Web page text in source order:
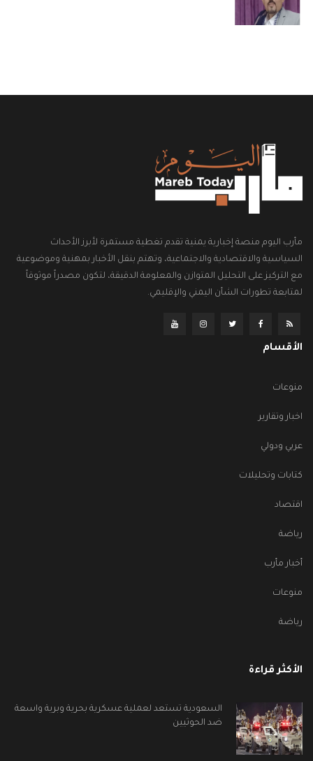
مأرب اليوم منصة إخبارية يمنية تقدم تغطية مستمرة لأبرز الأحداث
السياسية والاقتصادية والاجتماعية، وتهتم بنقل الأخبار بمهنية وموضوعية
مع التركيز على التحليل المتوازن والمعلومة الدقيقة، لتكون مصدراً موثوقاً
لمتابعة تطورات الشأن اليمني والإقليمي.
الأقسام
منوعات
اخبار وتقارير
عربي ودولي
كتابات وتحليلات
اقتصاد
رياضة
أخبار مأرب
منوعات
رياضة
الأكثر قراءة
السعودية تستعد لعملية عسكرية بحرية وبرية واسعة
ضد الحوثيين